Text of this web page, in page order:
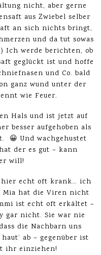
nicht, aber gerne
aus Zwiebel selber
an sich nichts bringt,
und da tut sowas
Ich werde berichten, ob
geglückt ist und hoffe
und Co. bald
ganz wund unter der
wie Feuer.
Hals und ist jetzt auf
besser aufgehoben als
😀 Und wachgehustet
der es gut – kann
will!
echt oft krank… ich
Mia hat die Viren nicht
ist echt oft erkältet –
gar nicht. Sie war nie
die Nachbarn uns
ab – gegenüber ist
ihr einziehen!